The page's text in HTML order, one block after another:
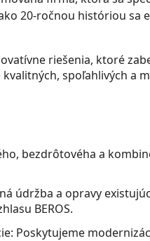
20-ročnou históriou
riešenia, ktoré
spoľahlivých a
bezdrôtovéha a
údržba a opravy
BEROS.
Poskytujeme